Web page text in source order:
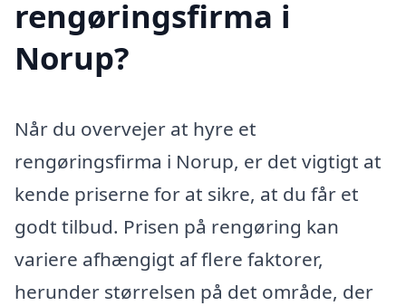
rengøringsfirma i
Norup?
Når du overvejer at hyre et
rengøringsfirma i Norup, er det vigtigt at
kende priserne for at sikre, at du får et
godt tilbud. Prisen på rengøring kan
variere afhængigt af flere faktorer,
herunder størrelsen på det område, der